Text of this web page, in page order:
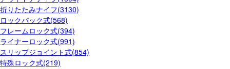
折りたたみナイフ(3130)
ロックバック式(568)
フレームロック式(394)
ライナーロック式(991)
スリップジョイント式(854)
特殊ロック式(219)